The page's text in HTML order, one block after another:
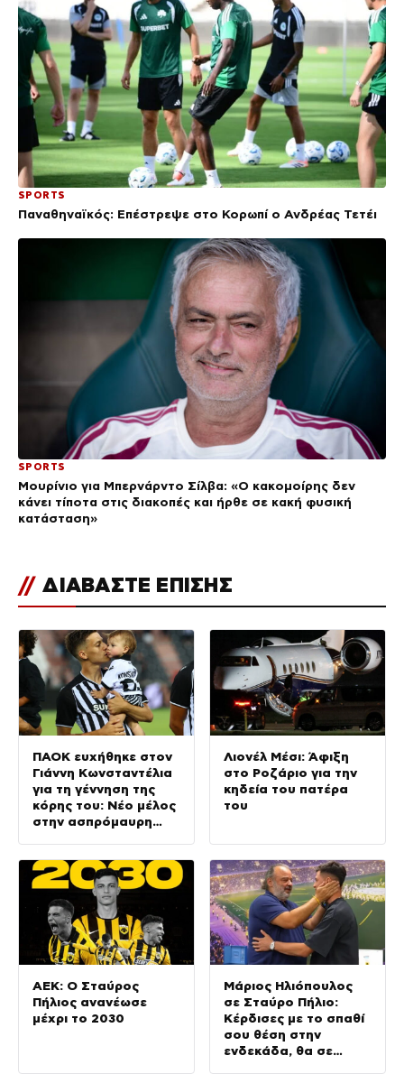
SPORTS
Παναθηναϊκός: Επέστρεψε στο Κορωπί ο Ανδρέας Τετέι
SPORTS
Μουρίνιο για Μπερνάρντο Σίλβα: «Ο κακομοίρης δεν
κάνει τίποτα στις διακοπές και ήρθε σε κακή φυσική
κατάσταση»
// ΔΙΑΒΑΣΤΕ ΕΠΙΣΗΣ
ΠΑΟΚ ευχήθηκε στον
Γιάννη Κωνσταντέλια
για τη γέννηση της
κόρης του: Νέο μέλος
στην ασπρόμαυρη
Λιονέλ Μέσι: Άφιξη
στο Ροζάριο για την
κηδεία του πατέρα
του
ΑΕΚ: Ο Σταύρος
Πήλιος ανανέωσε
μέχρι το 2030
Μάριος Ηλιόπουλος
σε Σταύρο Πήλιο:
Κέρδισες με το σπαθί
σου θέση στην
ενδεκάδα, θα σε